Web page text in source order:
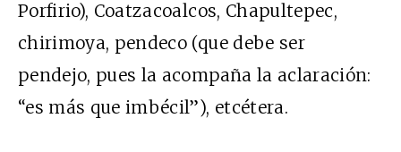
Porfirio), Coatzacoalcos, Chapultepec,
chirimoya, pendeco (que debe ser
pendejo, pues la acompaña la aclaración:
“es más que imbécil”), etcétera.